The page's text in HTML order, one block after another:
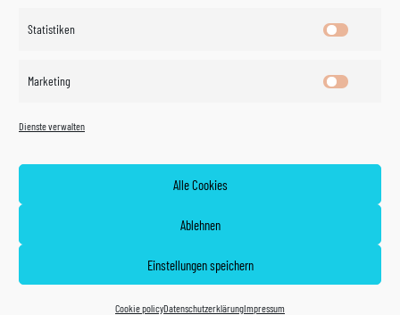
Statistiken
Marketing
Dienste verwalten
Alle Cookies
Ablehnen
Einstellungen speichern
Cookie policyDatenschutzerklärungImpressum
©
Cookie policy (EU)